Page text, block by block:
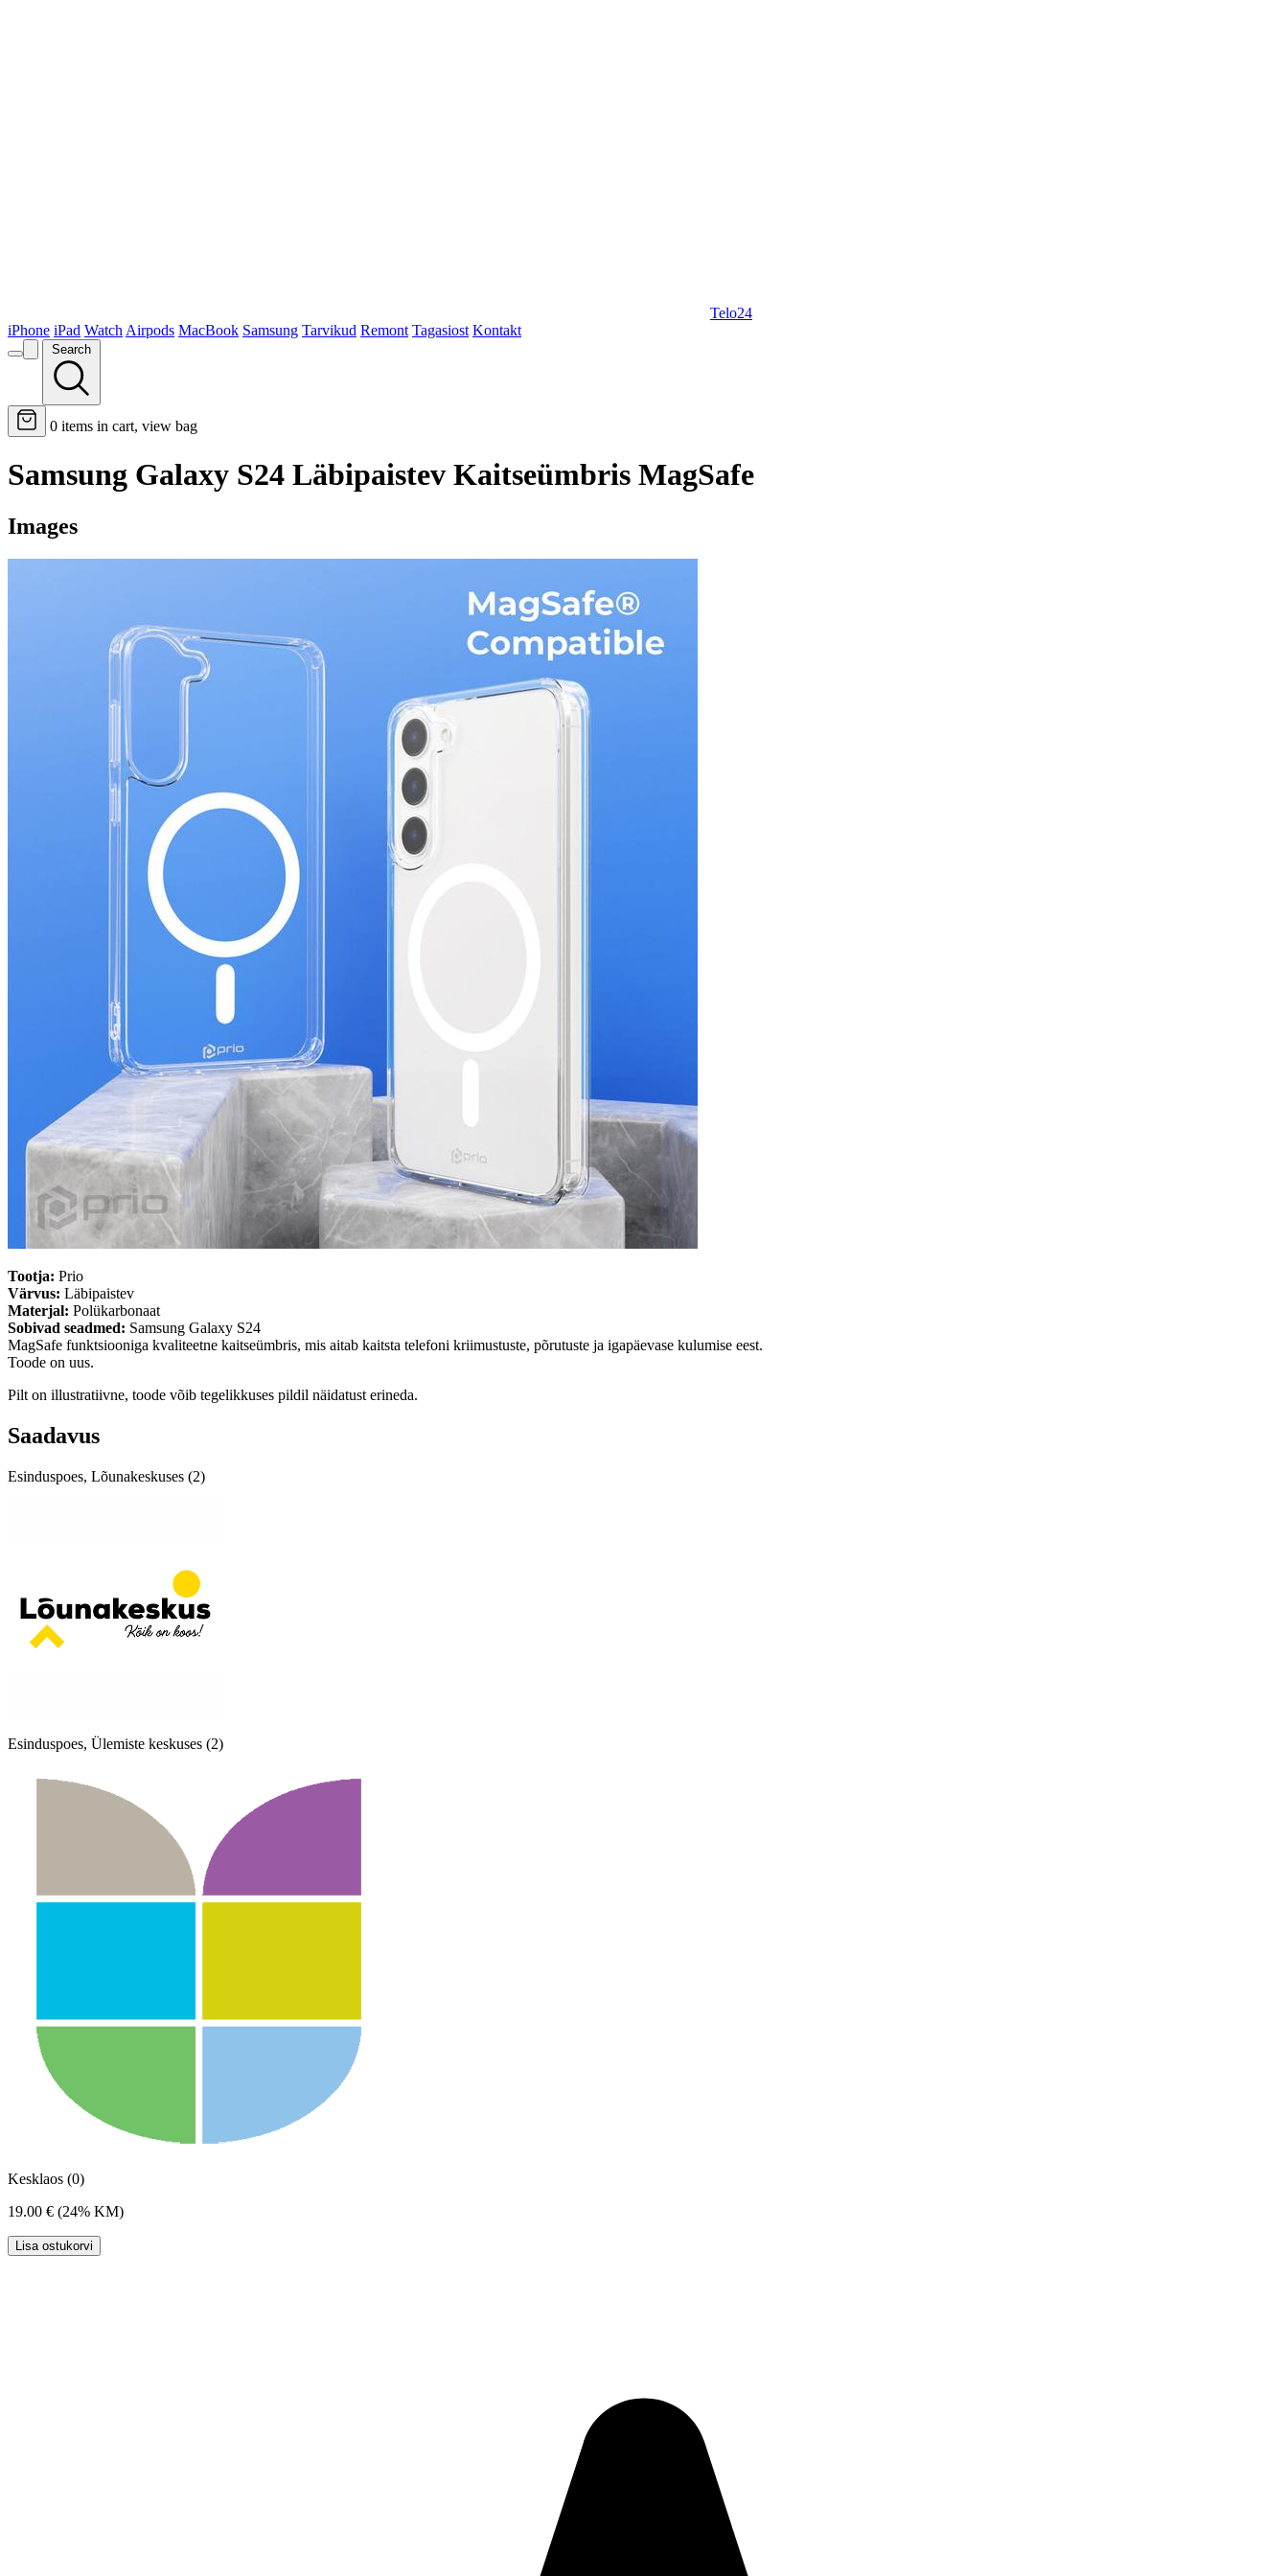
Telo24
iPhone iPad Watch Airpods MacBook Samsung Tarvikud Remont Tagasiost Kontakt
Search
0 items in cart, view bag
Samsung Galaxy S24 Läbipaistev Kaitseümbris MagSafe
Images
Tootja: Prio
Värvus: Läbipaistev
Materjal: Polükarbonaat
Sobivad seadmed: Samsung Galaxy S24
MagSafe funktsiooniga kvaliteetne kaitseümbris, mis aitab kaitsta telefoni kriimustuste, põrutuste ja igapäevase kulumise eest.
Toode on uus.
Pilt on illustratiivne, toode võib tegelikkuses pildil näidatust erineda.
Saadavus
Esinduspoes, Lõunakeskuses (2)
Esinduspoes, Ülemiste keskuses (2)
Kesklaos (0)
19.00 € (24% KM)
Lisa ostukorvi